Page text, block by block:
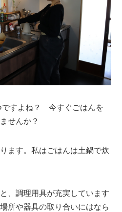
ですよね？ 今すぐごはんを
せんか？
ます。私はごはんは土鍋で炊
、調理用具が充実しています
所や器具の取り合いにはなら